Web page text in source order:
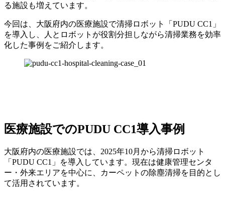
る施設も増えています。
今回は、大阪府内の医療施設で清掃ロボット「PUDU CC1」
を導入し、人とロボットが役割分担しながら清掃業務を効率
化した事例をご紹介します。
医療施設でのPUDU CC1導入事例
大阪府内の医療施設では、2025年10月から清掃ロボット
「PUDU CC1」を導入しています。現在は健康管理センタ
ー・外来エリアを中心に、カーペットの除塵清掃を目的とし
て活用されています。